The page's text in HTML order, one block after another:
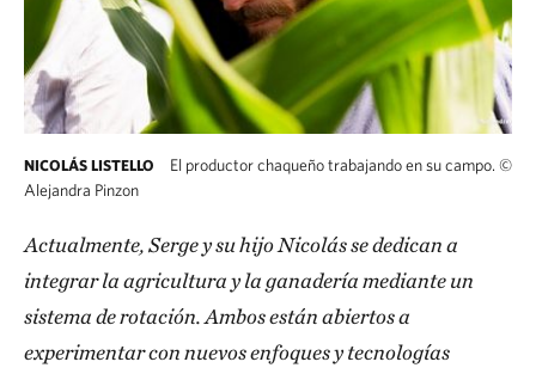
NICOLÁS LISTELLO El productor chaqueño trabajando en su campo. ©
Alejandra Pinzon
Actualmente, Serge y su hijo Nicolás se dedican a
integrar la agricultura y la ganadería mediante un
sistema de rotación. Ambos están abiertos a
experimentar con nuevos enfoques y tecnologías